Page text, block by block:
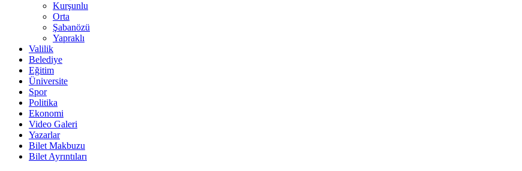
Kurşunlu
Orta
Şabanözü
Yapraklı
Valilik
Belediye
Eğitim
Üniversite
Spor
Politika
Ekonomi
Video Galeri
Yazarlar
Bilet Makbuzu
Bilet Ayrıntıları